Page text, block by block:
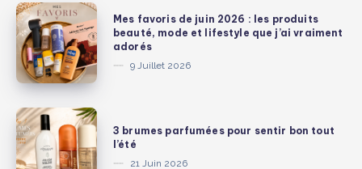
valent
chaque
centime
édition
beauté
Mes
favoris
de
juin
2026
:
les
produits
Mes favoris de juin 2026 : les produits
beauté, mode et lifestyle que j’ai vraiment
adorés
9 Juillet 2026
3
brumes
parfumées
3 brumes parfumées pour sentir bon tout
l’été
21 Juin 2026